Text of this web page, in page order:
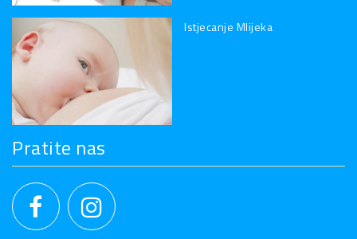
Istjecanje Mlijeka
Pratite nas